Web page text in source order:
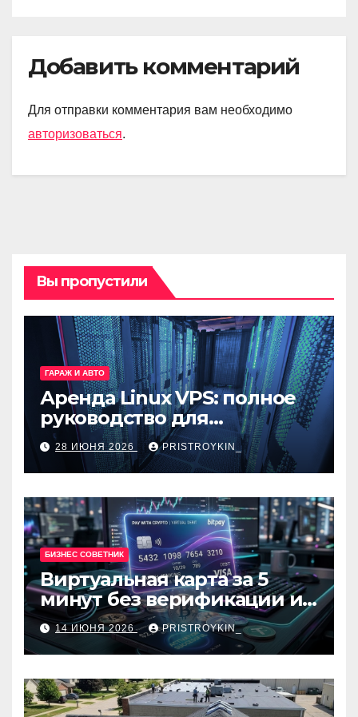
Добавить комментарий
Для отправки комментария вам необходимо
авторизоваться.
Вы пропустили
ГАРАЖ И АВТО
Аренда Linux VPS: полное
руководство для
разработчиков и
администраторов
28 ИЮНЯ 2026 PRISTROYKIN_
БИЗНЕС СОВЕТНИК
Виртуальная карта за 5
минут без верификации и
банков с пополнением в
USDT
14 ИЮНЯ 2026 PRISTROYKIN_